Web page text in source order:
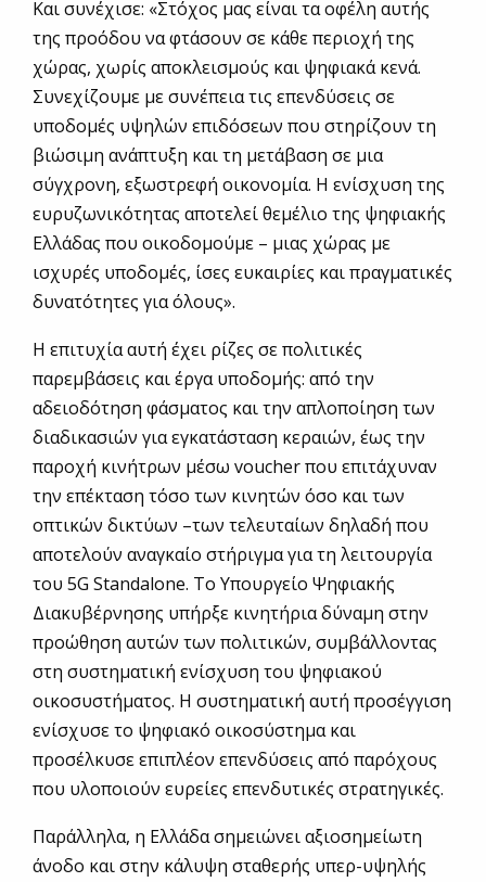
Και συνέχισε: «Στόχος μας είναι τα οφέλη αυτής
της προόδου να φτάσουν σε κάθε περιοχή της
χώρας, χωρίς αποκλεισμούς και ψηφιακά κενά.
Συνεχίζουμε με συνέπεια τις επενδύσεις σε
υποδομές υψηλών επιδόσεων που στηρίζουν τη
βιώσιμη ανάπτυξη και τη μετάβαση σε μια
σύγχρονη, εξωστρεφή οικονομία. Η ενίσχυση της
ευρυζωνικότητας αποτελεί θεμέλιο της ψηφιακής
Ελλάδας που οικοδομούμε – μιας χώρας με
ισχυρές υποδομές, ίσες ευκαιρίες και πραγματικές
δυνατότητες για όλους».
Η επιτυχία αυτή έχει ρίζες σε πολιτικές
παρεμβάσεις και έργα υποδομής: από την
αδειοδότηση φάσματος και την απλοποίηση των
διαδικασιών για εγκατάσταση κεραιών, έως την
παροχή κινήτρων μέσω voucher που επιτάχυναν
την επέκταση τόσο των κινητών όσο και των
οπτικών δικτύων –των τελευταίων δηλαδή που
αποτελούν αναγκαίο στήριγμα για τη λειτουργία
του 5G Standalone. Το Υπουργείο Ψηφιακής
Διακυβέρνησης υπήρξε κινητήρια δύναμη στην
προώθηση αυτών των πολιτικών, συμβάλλοντας
στη συστηματική ενίσχυση του ψηφιακού
οικοσυστήματος. Η συστηματική αυτή προσέγγιση
ενίσχυσε το ψηφιακό οικοσύστημα και
προσέλκυσε επιπλέον επενδύσεις από παρόχους
που υλοποιούν ευρείες επενδυτικές στρατηγικές.
Παράλληλα, η Ελλάδα σημειώνει αξιοσημείωτη
άνοδο και στην κάλυψη σταθερής υπερ-υψηλής